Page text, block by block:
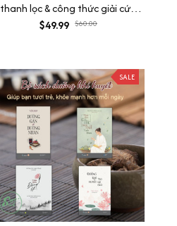
thanh lọc & công thức giải cứu
não
$49.99 $60.00
SALE